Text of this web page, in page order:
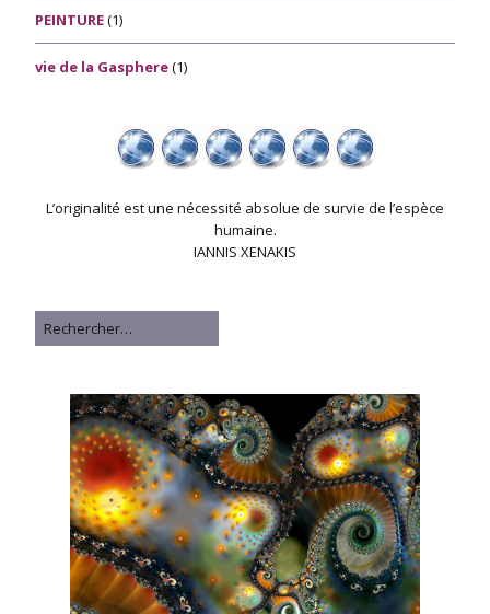
PEINTURE(1)
vie de la Gasphere(1)
L’originalité est une nécessité absolue de survie de l’espèce
humaine.
IANNIS XENAKIS
Rechercher